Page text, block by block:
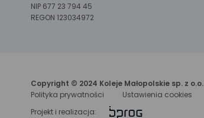
NIP 677 23 794 45
REGON 123034972
Copyright © 2024 Koleje Małopolskie sp. z o.o.
Polityka prywatności
Ustawienia cookies
Projekt i realizacja:
link